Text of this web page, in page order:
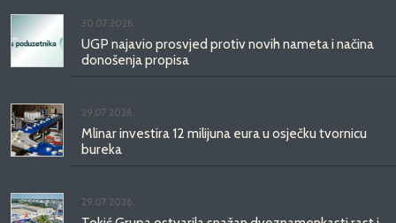
30.07.2026.
UGP najavio prosvjed protiv novih nameta i načina
donošenja propisa
29.07.2026.
Mlinar investira 12 milijuna eura u osječku tvornicu
bureka
29.07.2026.